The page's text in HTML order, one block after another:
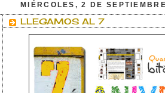
MIÉRCOLES, 2 DE
LLEGAMOS AL 7